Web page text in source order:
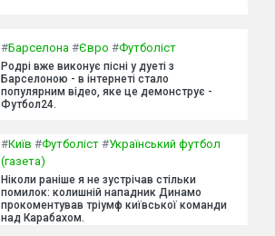
#Барселона #Євро #Футболіст
Родрі вже виконує пісні у дуеті з
Барселоною - в інтернеті стало
популярним відео, яке це демонструє -
Футбол24.
#Київ #Футболіст #Український футбол
(газета)
Ніколи раніше я не зустрічав стільки
помилок: колишній нападник Динамо
прокоментував тріумф київської команди
над Карабахом.